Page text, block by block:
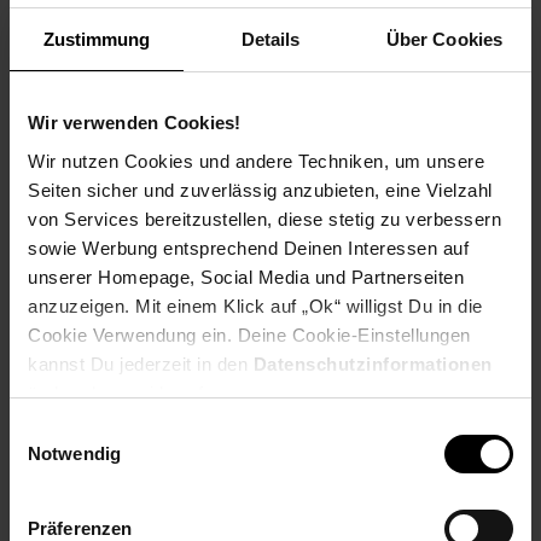
Zustimmung Details Über Cookies
Wir verwenden Cookies!
Wir nutzen Cookies und andere Techniken, um unsere
Seiten sicher und zuverlässig anzubieten, eine Vielzahl
von Services bereitzustellen, diese stetig zu verbessern
sowie Werbung entsprechend Deinen Interessen auf
unserer Homepage, Social Media und Partnerseiten
anzuzeigen. Mit einem Klick auf „Ok“ willigst Du in die
Cookie Verwendung ein. Deine Cookie-Einstellungen
kannst Du jederzeit in den Datenschutzinformationen
ändern bzw. widerrufen.
Notwendig
Präferenzen
Weitere Informationen
Beginn: August/September
Ausbildungsbeginn
Schulabschluss: gute mittlere Reife oder
Fachhochschulreife, Allgemeine
Hochschulreife
Bewerben per Formular